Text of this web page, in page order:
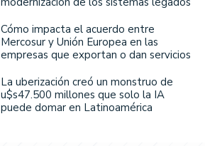
Cómo impacta el acuerdo entre
Mercosur y Unión Europea en las
empresas que exportan o dan servicios
La uberización creó un monstruo de
u$s47.500 millones que solo la IA
puede domar en Latinoamérica